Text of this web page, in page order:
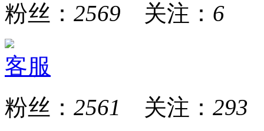
粉丝： 2569 关注： 6
客服
粉丝： 2561 关注： 293